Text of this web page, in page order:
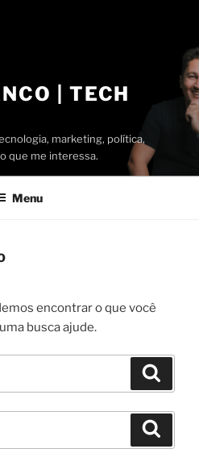
| TECH
marketing, política,
que me interessa.
Menu
encontrar o que você
busca ajude.